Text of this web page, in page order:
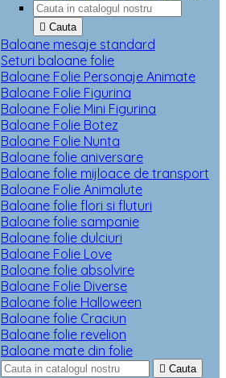
 Cauta
Baloane mesaje standard
Seturi baloane folie
Baloane Folie Personaje Animate
Baloane Folie Figurina
Baloane Folie Mini Figurina
Baloane Folie Botez
Baloane Folie Nunta
Baloane folie aniversare
Baloane folie mijloace de transport
Baloane Folie Animalute
Baloane folie flori si fluturi
Baloane folie sampanie
Baloane folie dulciuri
Baloane Folie Love
Baloane folie absolvire
Baloane Folie Diverse
Baloane folie Halloween
Baloane folie Craciun
Baloane folie revelion
Baloane mate din folie
 Cauta